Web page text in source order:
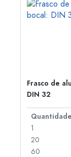
Frasco de
DIN 32
Quantidade
1
20
60